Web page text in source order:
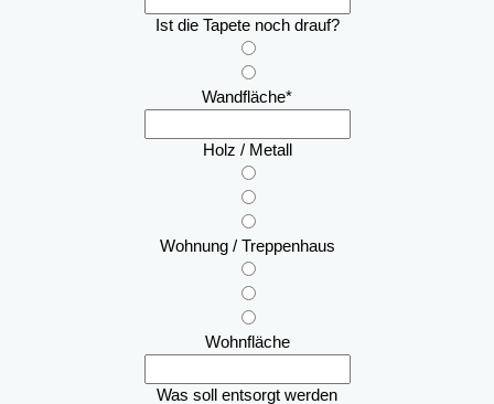
Ist die Tapete noch drauf?
Wandfläche*
Holz / Metall
Wohnung / Treppenhaus
Wohnfläche
Was soll entsorgt werden